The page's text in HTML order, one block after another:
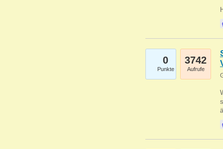
0
Punkte
3742
Aufrufe